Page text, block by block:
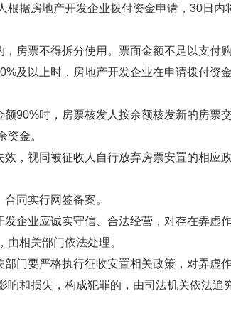
根据房地产开发企业拨付资金申请，30日
房票不得拆分使用。票面金额不足以支付
及以上时，房地产开发企业在申请拨付资
90%时，房票核发人按余额核发新的房票
资金。
，视同被征收人自行放弃房票安置的相应
同实行网签备案。
企业应诚实守信、合法经营，对存在弄虚
相关部门依法处理。
门要严格执行征收安置相关政策，对弄虚
和损失，构成犯罪的，由司法机关依法追